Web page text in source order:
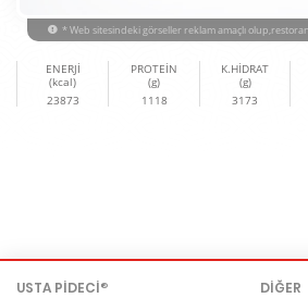
* Web sitesindeki görseller reklam amaçlı
ENERJİ
(kcal)
23873
PROTEİN
(g)
1118
K.HİDRAT
(g)
3173
USTA PİDECİ® DİĞER